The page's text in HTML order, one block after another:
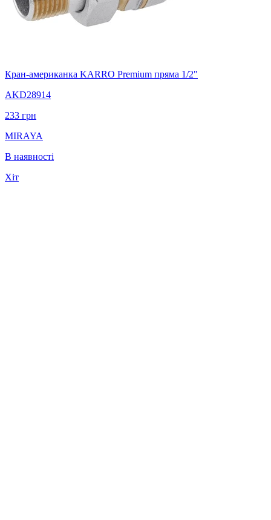
Кран-американка KARRO Premium пряма 1/2"
AKD28914
233 грн
MIRAYA
В наявності
Хіт